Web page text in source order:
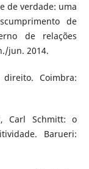
de verdade: uma
de
de relações
jun. 2014.
Coimbra:
Carl Schmitt: o
Barueri: